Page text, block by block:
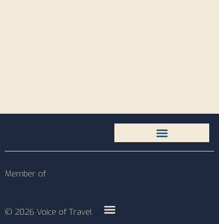
Member of
© 2026 Voice of Travel